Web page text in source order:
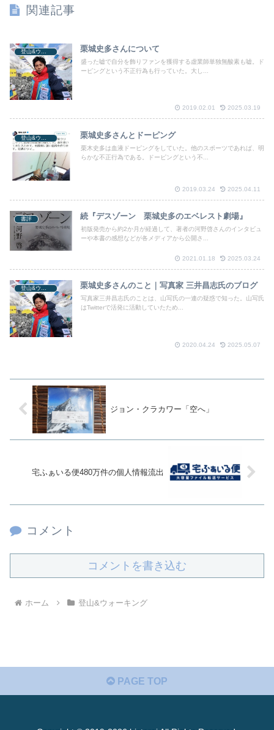
関連記事
栗城史多さんについて
盛った嘘で自分を飾りファンを獲得する虚業師単独無酸素も嘘。ド
ーピングという不正行為も行っていた。大し...
2019.02.01 2025.03.19
栗城史多さんとドーピング
栗木史多は血液ドーピングをしていた。他のスポーツであれば、明
らかな不正行為である。ドーピングという不...
2019.03.24 2025.04.11
書評 続『デスゾーン 栗城史多のエベレスト劇場』
初版発売から約2か月が経過して、著者の河野啓さんのインタビュ
ーや本書の感想などが各メディアから公開さ...
2021.01.18 2025.03.24
登山&ウォーキング 栗城史多さんのこと｜写真家 三井昌志氏のブログ
写真家三井昌志氏のことは、山写氏の一連の疑惑で知った。山写氏
はTwitterで活発に活動していたため...
2020.04.24 2025.05.07
ジョン・クラカワー「空へ」
宅ふぁいる便480万件の個人情報流出
コメント
コメントを書き込む
ホーム 登山&ウォーキング
PAGE TOP